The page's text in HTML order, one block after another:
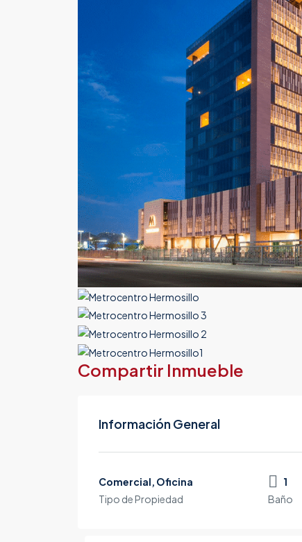
Compartir Inmueble
Información General
Comercial, Oficina
Tipo de Propiedad
1
Baño